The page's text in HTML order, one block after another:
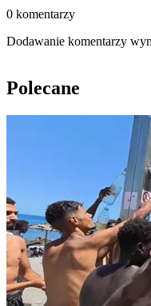
0 komentarzy
Dodawanie komentarzy
Polecane